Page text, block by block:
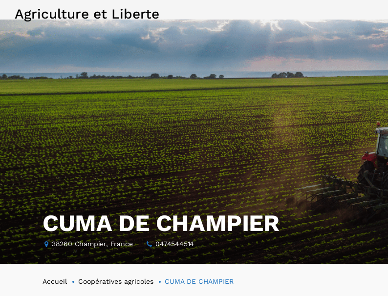
Agriculture et Liberte
CUMA DE CHAMPIER
38260 Champier, France 0474544514
Accueil Coopératives agricoles CUMA DE CHAMPIER